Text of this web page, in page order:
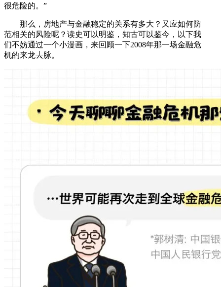
很危险的。”
那么，房地产与金融稳定的关系有多大？又应如何防
范相关的风险呢？读史可以明鉴，知古可以鉴今，以下我
们不妨通过一个小漫画，来回顾一下2008年那一场金融危
机的来龙去脉。